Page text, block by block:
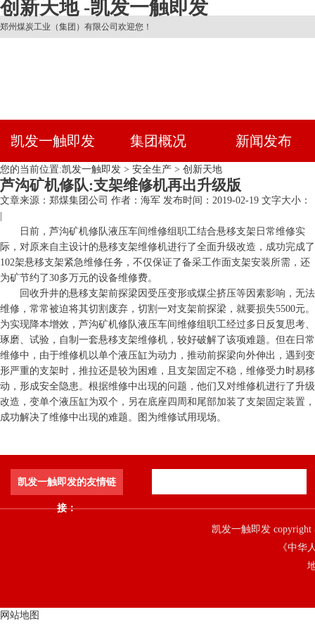
创新天地 -凯发一触即发
郑州煤炭工业（集团）有限公司欢迎您！
凯发一触即发 集团概况 新闻发布
您的当前位置:凯发一触即发 > 安全生产 > 创新天地
芦沟矿机修队:支架维修机再出升级版
文章来源：郑煤集团公司 作者：海军 发布时间：2019-02-19 文字大小：
日前，芦沟矿机修队液压车间维修组职工结合悬移支架日常维修实
际，对原来自主设计的悬移支架维修机进行了全面升级改造，成功完成了
102架悬移支架紧急维修任务，不仅保证了备采工作面支架安装所需，还
为矿节约了30多万元的设备维修费。
回收升井的悬移支架前探梁因受压变形或煤尘挤压等因素影响，无法
维修，常常被迫将其切割废弃，切割一对支架前探梁，就要损失5500元。
为实现降本增效，芦沟矿机修队液压车间维修组职工经过多日反复思考、
琢磨、试验，自制一套悬移支架维修机，较好破解了该项难题。但在日常
维修中，由于维修机以单个液压缸为动力，推动前探梁向外伸出，遇到变
形严重的支架时，推拉还是较为困难，且支架固定不稳，维修受力时易移
动，形成安全隐患。根据维修中出现的问题，他们又对维修机进行了升级
改造，变单个液压缸为双个，另在底座四周和尾部加装了支架固定装置，
成功解决了维修中出现的难题。图为维修试用现场。
凯发一触即发的友情链
接：
凯发一触即发
《中华
网站地图